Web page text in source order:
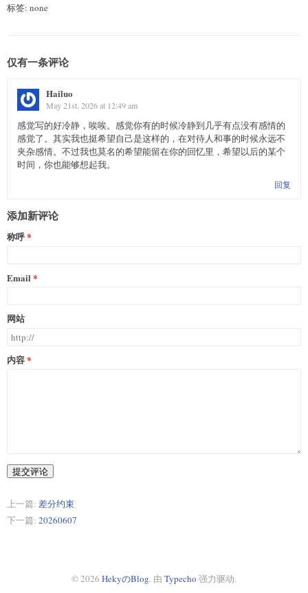
标签: none
仅有一条评论
Hailuo
May 21st, 2026 at 12:49 am
感觉写的好冷静，唉唉。感觉你有的时候冷静到几乎有点没有感情的
感觉了。其实我也挺希望自己是这样的，在对待人和事的时候永远不
夹杂感情。不过我也莫名的希望能留在你的回忆里，希望以后的某个
时间，你也能够想起我。
回复
添加新评论
称呼
Email
网站
内容
提交评论
上一篇: 差分约束
下一篇: 20260607
© 2026 HekyのBlog. 由 Typecho 强力驱动.